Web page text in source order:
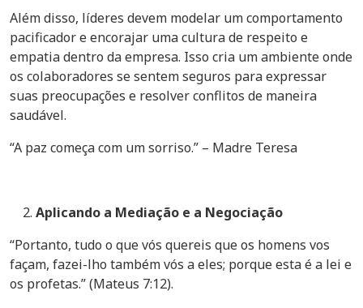
Além disso, líderes devem modelar um comportamento
pacificador e encorajar uma cultura de respeito e
empatia dentro da empresa. Isso cria um ambiente onde
os colaboradores se sentem seguros para expressar
suas preocupações e resolver conflitos de maneira
saudável.
“A paz começa com um sorriso.” – Madre Teresa
Aplicando a Mediação e a Negociação
“Portanto, tudo o que vós quereis que os homens vos
façam, fazei-lho também vós a eles; porque esta é a lei e
os profetas.” (Mateus 7:12).